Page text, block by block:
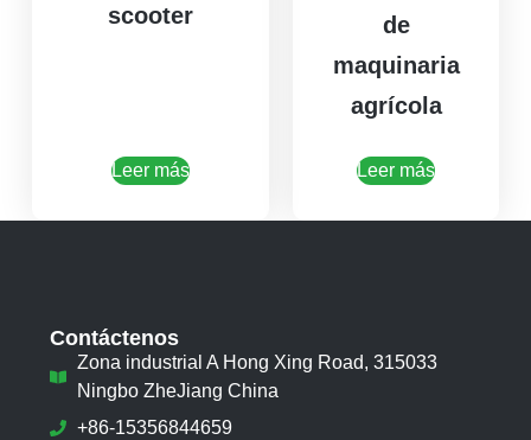
scooter
Leer más
de
maquinaria
agrícola
Leer más
Contáctenos
Zona industrial A Hong Xing Road, 315033
Ningbo ZheJiang China
+86-15356844659